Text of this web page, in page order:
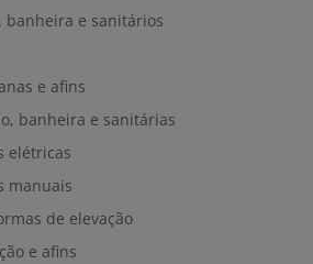
banheira e sanitários
e afins
banheira e sanitárias
elétricas
manuais
de elevação
e afins